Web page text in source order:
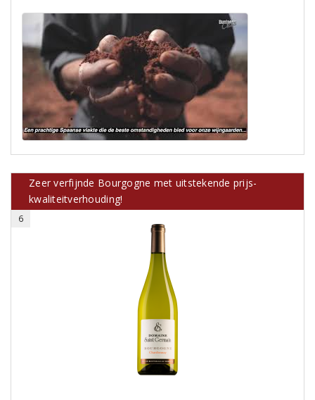
Zeer verfijnde Bourgogne met uitstekende prijs-
kwaliteitverhouding!
6